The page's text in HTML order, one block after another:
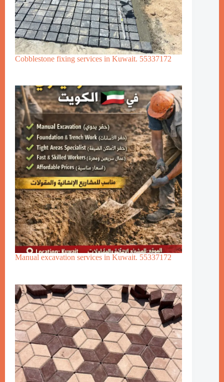
Cobblestone fixing services in Kuwait. 55337172
Manual excavation services in Kuwait. 55337172